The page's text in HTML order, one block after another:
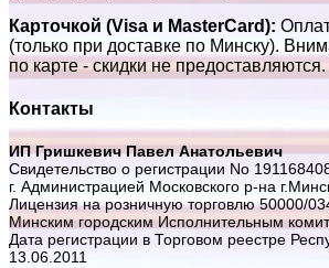
Карточкой (Visa и MasterCard):
(только при доставке по Минску).
по карте - скидки не предоставляются.
Контакты
ИП Гришкевич Павел Анатольевич
Свидетельство о регистрации No
г. Администрацией Московского р-на
Лицензия на розничную торговлю 50000/
Минским городским Исполнительным
Дата регистрации в Торговом реестре
13.06.2011